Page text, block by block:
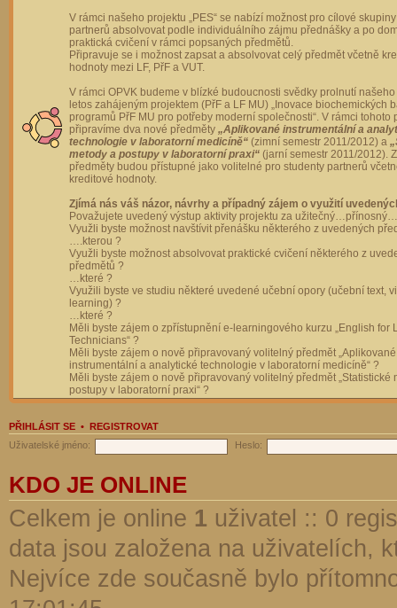
V rámci našeho projektu „PES“ se nabízí možnost pro cílové
partnerů absolvovat podle individuálního zájmu přednášky a po
praktická cvičení v rámci popsaných předmětů.
Připravuje se i možnost zapsat a absolvovat celý předmět včetně
hodnoty mezi LF, PřF a VUT.
V rámci OPVK budeme v blízké budoucnosti svědky prolnutí
letos zahájeným projektem (PřF a LF MU) „Inovace biochemických
programů PřF MU pro potřeby moderní společnosti“. V rámci tohoto
připravíme dva nové předměty „Aplikované instrumentální a
technologie v laboratorní medicíně“ (zimní semestr 2011/2012) a
metody a postupy v laboratorní praxi“ (jarní semestr 2011/2012).
předměty budou přístupné jako volitelné pro studenty partnerů
kreditové hodnoty.
Zjímá nás váš názor, návrhy a případný zájem o využití
Považujete uvedený výstup aktivity projektu za
Využli byste možnost navštívit přenášku některého z uvedených
….kterou ?
Využli byste možnost absolvovat praktické cvičení některého z
předmětů ?
…které ?
Využili byste ve studiu některé uvedené učební opory (učební text,
learning) ?
…které ?
Měli byste zájem o zpřístupnění e-learningového kurzu „English for
Technicians“ ?
Měli byste zájem o nově připravovaný volitelný předmět „Aplikované
instrumentální a analytické technologie v laboratorní medicíně“ ?
Měli byste zájem o nově připravovaný volitelný předmět „Statistické
postupy v laboratorní praxi“ ?
PŘIHLÁSIT SE • REGISTROVAT
Uživatelské jméno:
Heslo:
KDO JE ONLINE
Celkem je online 1 uživatel :: 0
data jsou založena na uživatelích,
Nejvíce zde současně bylo